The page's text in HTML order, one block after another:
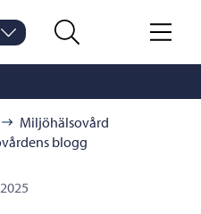
till startsidan
Meny
språk: Svenska
Sök
Miljöhälsovård
blogg